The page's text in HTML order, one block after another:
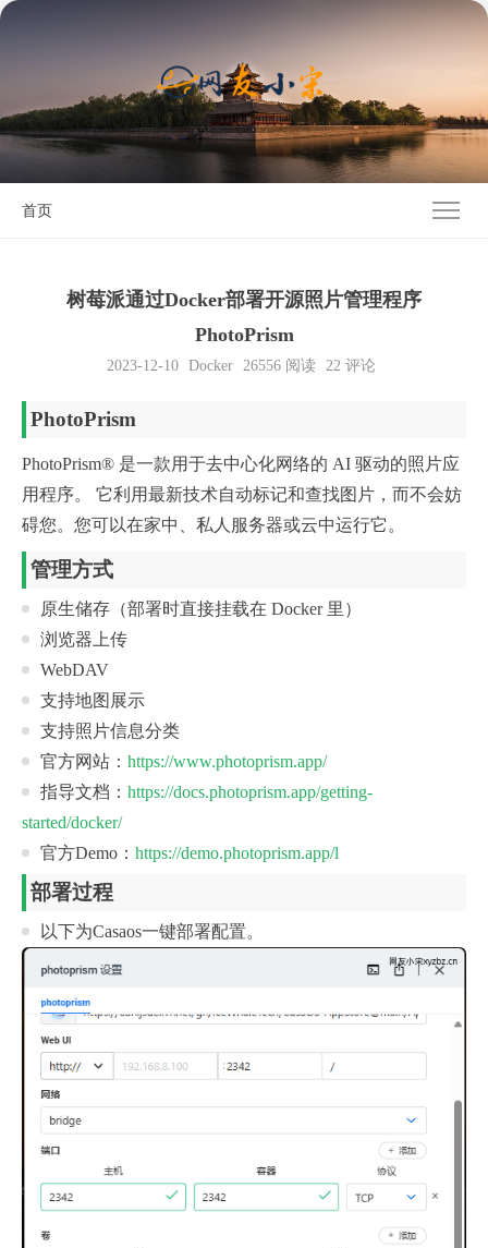
首页
树莓派通过Docker部署开源照片管理程序
PhotoPrism
2023-12-10 Docker 26556 阅读 22 评论
PhotoPrism
PhotoPrism® 是一款用于去中心化网络的 AI 驱动的照片应
用程序。 它利用最新技术自动标记和查找图片，而不会妨
碍您。您可以在家中、私人服务器或云中运行它。
管理方式
原生储存（部署时直接挂载在 Docker 里）
浏览器上传
WebDAV
支持地图展示
支持照片信息分类
官方网站： https://www.photoprism.app/
指导文档： https://docs.photoprism.app/getting-
started/docker/
官方Demo： https://demo.photoprism.app/l
部署过程
以下为Casaos一键部署配置。